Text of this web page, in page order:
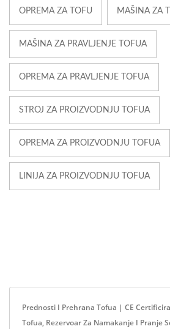
OPREMA ZA TOFU MAŠINA ZA
MAŠINA ZA PRAVLJENJE TOFUA
OPREMA ZA PRAVLJENJE TOFUA
STROJ ZA PROIZVODNJU TOFUA
OPREMA ZA PROIZVODNJU TOFUA
LINIJA ZA PROIZVODNJU TOFUA
Prednosti I Prehrana Tofua | CE
Tofua, Rezervoar Za Namakanje I Pranje